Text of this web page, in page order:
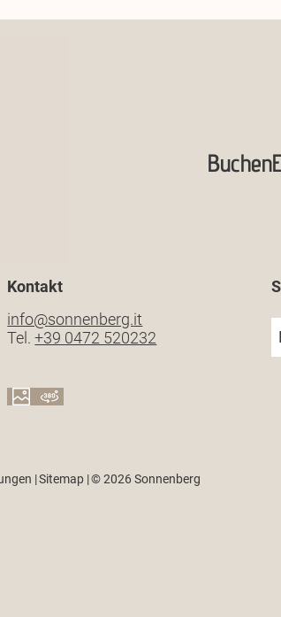
Buchen
Kontakt
info@sonnenberg.it
Tel. +39 0472 520232
|Sitemap |© 2026 Sonnenberg